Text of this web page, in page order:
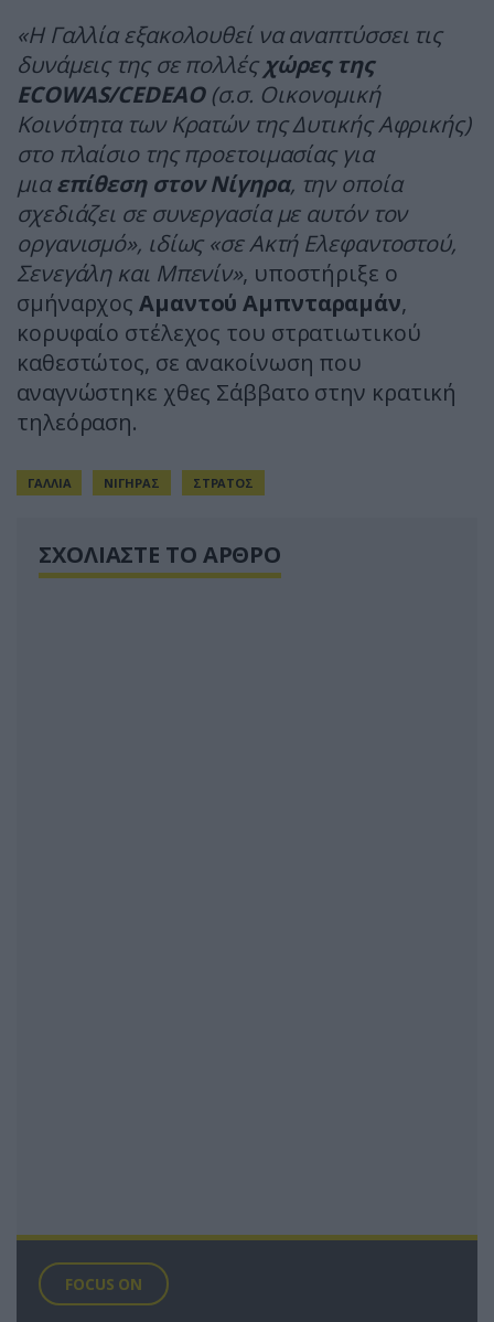
«Η Γαλλία εξακολουθεί να αναπτύσσει τις
δυνάμεις της σε πολλές χώρες της
ECOWAS/CEDEAO(σ.σ. Οικονομική
Κοινότητα των Κρατών της Δυτικής Αφρικής)
στο πλαίσιο της προετοιμασίας για
μιαεπίθεση στον Νίγηρα, την οποία
σχεδιάζει σε συνεργασία με αυτόν τον
οργανισμό», ιδίως «σε Ακτή Ελεφαντοστού,
Σενεγάλη και Μπενίν», υποστήριξε ο
σμήναρχος Αμαντού Αμπνταραμάν,
κορυφαίο στέλεχος του στρατιωτικού
καθεστώτος, σε ανακοίνωση που
αναγνώστηκε χθες Σάββατο στην κρατική
τηλεόραση.
ΓΑΛΛΙΑ ΝΙΓΗΡΑΣ ΣΤΡΑΤΟΣ
ΣΧΟΛΙΑΣΤΕ ΤΟ ΑΡΘΡΟ
FOCUS ON